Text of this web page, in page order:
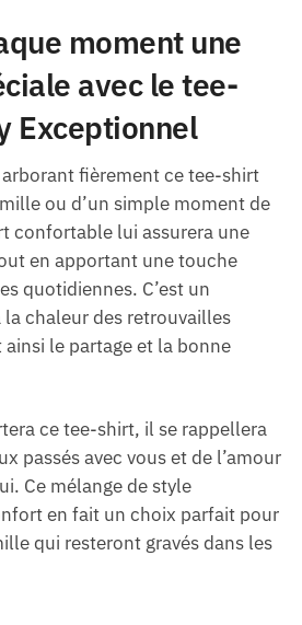
moment une
avec le tee-
Exceptionnel
fièrement ce tee-shirt
ou d’un simple moment de
confortable lui assurera une
en apportant une touche
quotidiennes. C’est un
chaleur des retrouvailles
le partage et la bonne
ce tee-shirt, il se rappellera
passés avec vous et de l’amour
Ce mélange de style
en fait un choix parfait pour
qui resteront gravés dans les